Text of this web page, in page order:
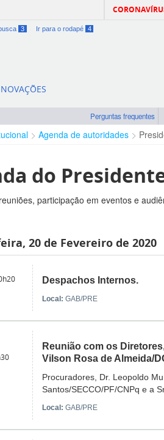
3 Ir para o rodapé 4
Perguntas frequentes
Agenda de autoridades
do
participação em eventos e
20 de Fevereiro de 2020
Despachos Internos.
Local:GAB/PRE
Reunião com os
Vilson Rosa de Almeida/
Procuradores, Dr. Leopoldo
Santos/SECCO/PF/CNPq e a
Local:GAB/PRE